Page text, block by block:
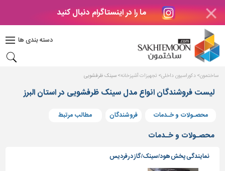
ما را در اینستاگرام دنبال کنید
دسته بندی ها
دکوراسیون
بتن
های
بتنی
و
پنجره
ساختمانی
ساختمون دکوراسیون داخلی تجهیزات آشپزخانه سینک ظرفشویی
لیست فروشندگان انواع مدل سینک ظرفشویی در استان البرز
محصـولات و خـدمات فروشندگان مطالب مرتبط
محصـولات و خـدمات
نمایندگی پخش هود/سینک/ گاز درفردیس